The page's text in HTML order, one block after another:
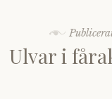
Ulvar i